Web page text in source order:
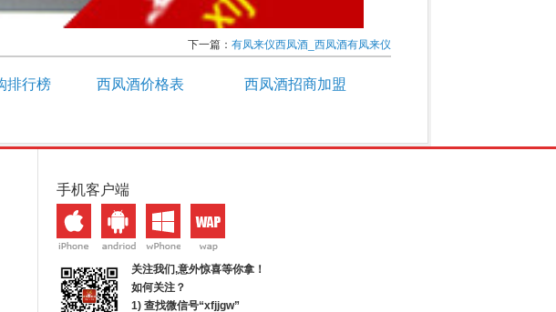
下一篇： 有凤来仪西凤酒_西凤酒有凤来仪
排行榜 西凤酒价格表 西凤酒招商加盟
手机客户端
关注我们,意外惊喜等你拿！
如何关注？
1) 查找微信号“xfjjgw”